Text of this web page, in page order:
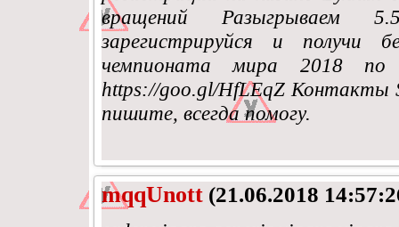
вращений Разыгрываем
зарегистрируйся и
чемпионата мира 2018 по
https://goo.gl/HfLEqZ Контакты
пишите, всегда помогу.
mqqUnott (21.06.2018